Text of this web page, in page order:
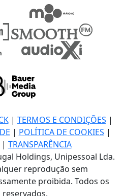
| TERMOS E CONDIÇÕES |
| POLÍTICA DE COOKIES |
| TRANSPARÊNCIA
Holdings, Unipessoal Lda.
reprodução sem
proibida. Todos os